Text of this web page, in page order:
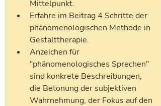
Mittelpunkt.
Erfahre im Beitrag 4 Schritte der
phänomenologischen Methode in
Gestalttherapie.
Anzeichen für
"phänomenologisches Sprechen"
sind konkrete Beschreibungen,
die Betonung der subjektiven
Wahrnehmung, der Fokus auf den